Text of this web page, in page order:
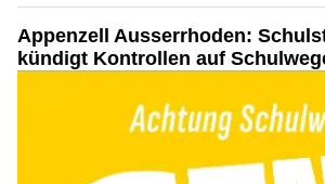
Appenzell Ausserrhoden:
kündigt Kontrollen auf